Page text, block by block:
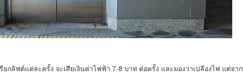
ยกลิฟต์แต่ละครั้ง จะเสียเงินค่าไฟฟ้า 7-8 บาท ต่อครั้ง และมองว่าเปลืองไฟ แต่จาก